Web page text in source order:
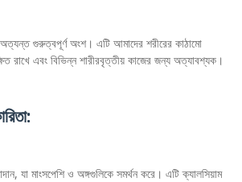
গুরুত্বপূর্ণ অংশ। এটি আমাদের শরীরের কাঠামো
রাখে এবং বিভিন্ন শারীরবৃত্তীয় কাজের জন্য অত্যাবশ্যক।
যা মাংসপেশি ও অঙ্গগুলিকে সমর্থন করে। এটি ক্যালসিয়াম